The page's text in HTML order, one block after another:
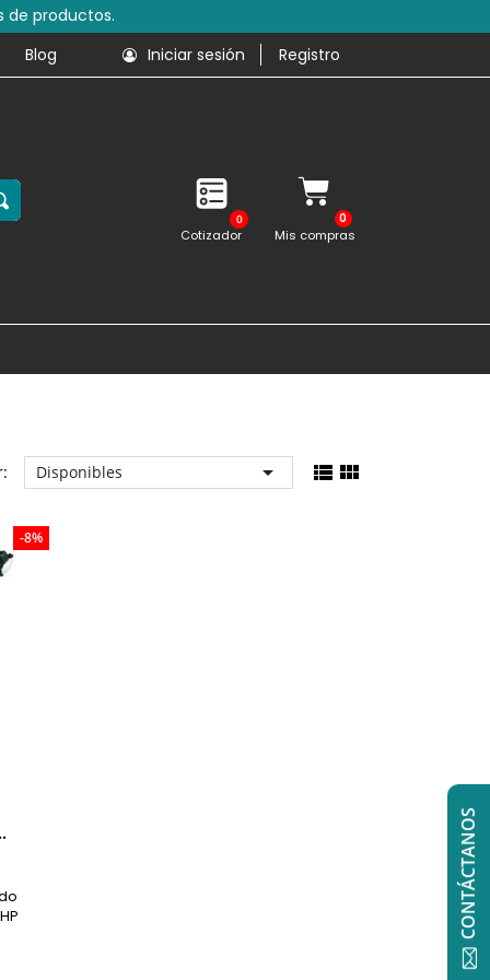
de productos.
Blog Iniciar sesión Registro
0
Cotizador Mis compras
Disponibles   
-8%
CONTÁCTANOS